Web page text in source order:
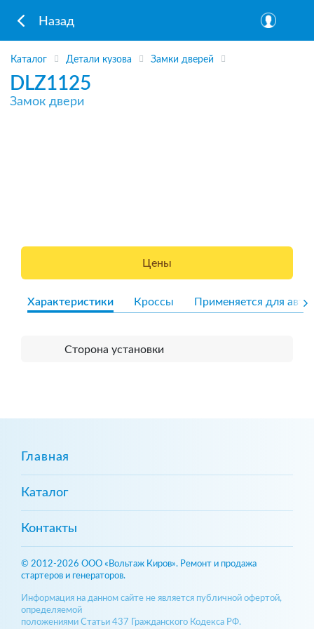
Назад
Каталог Детали кузова Замки дверей
DLZ1125
Замок двери
Цены
Характеристики Кроссы Применяется для авто
Сторона установки
Главная
Каталог
Контакты
© 2012-2026 ООО «Вольтаж Киров». Ремонт и продажа
стартеров и генераторов.
Информация на данном сайте не является публичной офертой,
определяемой
положениями Статьи 437 Гражданского Кодекса РФ.